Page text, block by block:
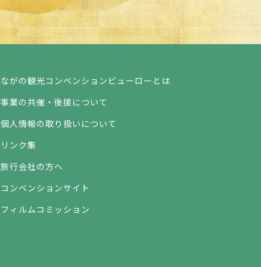
ながの観光コンベンションビューローとは
事業の共催・後援について
個人情報の取り扱いについて
リンク集
旅行会社の方へ
コンベンションサイト
フィルムコミッション